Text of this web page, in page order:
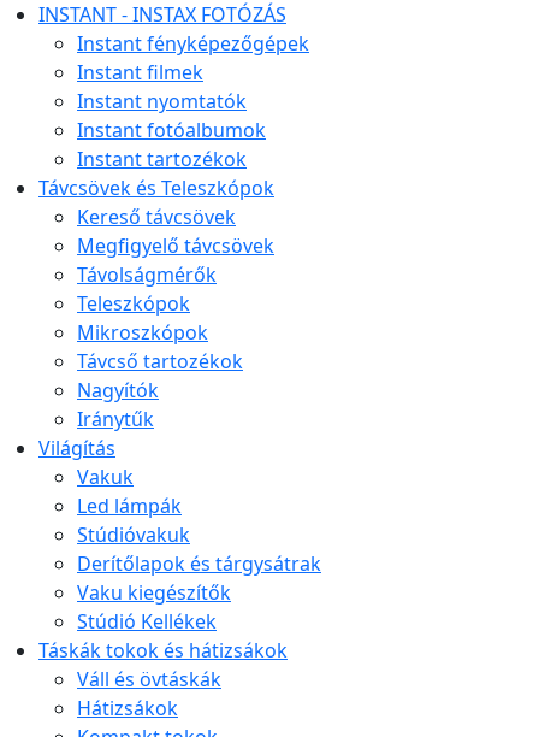
INSTANT - INSTAX FOTÓZÁS
Instant fényképezőgépek
Instant filmek
Instant nyomtatók
Instant fotóalbumok
Instant tartozékok
Távcsövek és Teleszkópok
Kereső távcsövek
Megfigyelő távcsövek
Távolságmérők
Teleszkópok
Mikroszkópok
Távcső tartozékok
Nagyítók
Iránytűk
Világítás
Vakuk
Led lámpák
Stúdióvakuk
Derítőlapok és tárgysátrak
Vaku kiegészítők
Stúdió Kellékek
Táskák tokok és hátizsákok
Váll és övtáskák
Hátizsákok